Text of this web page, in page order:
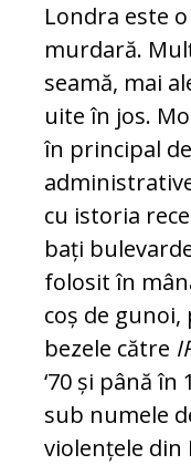
Londra este
murdară.
seamă, mai
uite în jos.
în principal
cu istoria
bați
folosit în
coș de
bezele către
‘70 și până
sub numele
violențele din